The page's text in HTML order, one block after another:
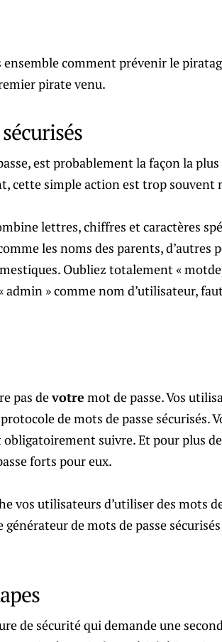
comment prévenir le
pirate venu.
est probablement la façon la
cette simple action est trop souvent
lettres, chiffres et caractères
les noms des parents, d’autres
Oubliez totalement «
admin » comme nom d’utilisateur,
pas devotre mot de passe. Vos
de mots de passe sécurisés.
suivre. Et pour plus
forts pour eux.
vos utilisateurs d’utiliser des mots
de mots de passe sécurisés
de sécurité qui demande une